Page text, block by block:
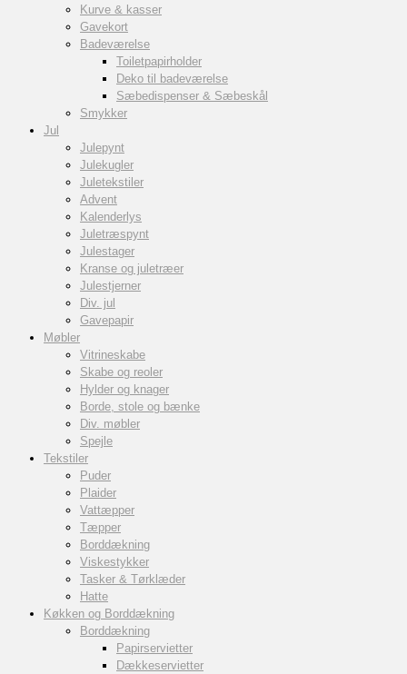
Kurve & kasser
Gavekort
Badeværelse
Toiletpapirholder
Deko til badeværelse
Sæbedispenser & Sæbeskål
Smykker
Jul
Julepynt
Julekugler
Juletekstiler
Advent
Kalenderlys
Juletræspynt
Julestager
Kranse og juletræer
Julestjerner
Div. jul
Gavepapir
Møbler
Vitrineskabe
Skabe og reoler
Hylder og knager
Borde, stole og bænke
Div. møbler
Spejle
Tekstiler
Puder
Plaider
Vattæpper
Tæpper
Borddækning
Viskestykker
Tasker & Tørklæder
Hatte
Køkken og Borddækning
Borddækning
Papirservietter
Dækkeservietter